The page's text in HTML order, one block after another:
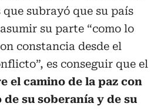
subrayó que su país
su parte “como lo
constancia desde el
es conseguir que el
el camino de la paz con
su soberanía y de su